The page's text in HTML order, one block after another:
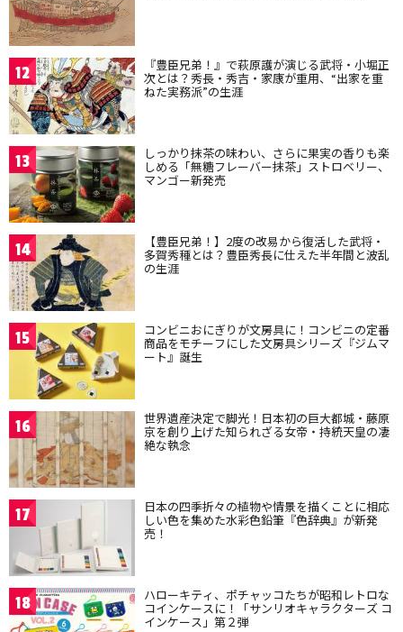
12 『豊臣兄弟！』で萩原護が演じる武将・小堀正
次とは？秀長・秀吉・家康が重用、“出家を重
ねた実務派”の生涯
13 しっかり抹茶の味わい、さらに果実の香りも楽
しめる「無糖フレーバー抹茶」ストロベリー、
マンゴー新発売
14 【豊臣兄弟！】2度の改易から復活した武将・
多賀秀種とは？豊臣秀長に仕えた半年間と波乱
の生涯
15 コンビニおにぎりが文房具に！コンビニの定番
商品をモチーフにした文房具シリーズ『ジムマ
ート』誕生
16 世界遺産決定で脚光！日本初の巨大都城・藤原
京を創り上げた知られざる女帝・持統天皇の凄
絶な執念
17 日本の四季折々の植物や情景を描くことに相応
しい色を集めた水彩色鉛筆『色辞典』が新発
売！
18 ハローキティ、ポチャッコたちが昭和レトロな
コインケースに！「サンリオキャラクターズ コ
インケース」第２弾